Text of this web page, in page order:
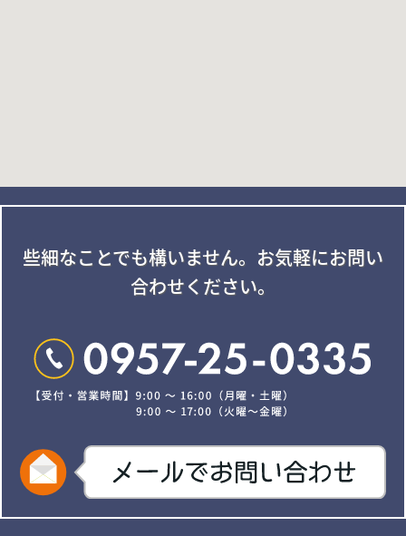
些細なことでも構いません。 お気軽にお問い
合わせください。